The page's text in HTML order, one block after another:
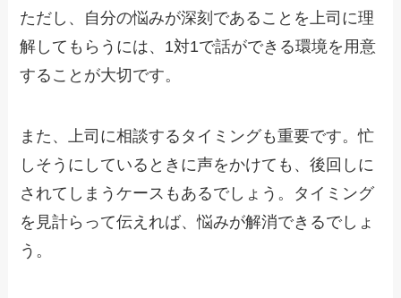
ただし、自分の悩みが深刻であることを上司に理
解してもらうには、1対1で話ができる環境を用意
することが大切です。
また、上司に相談するタイミングも重要です。忙
しそうにしているときに声をかけても、後回しに
されてしまうケースもあるでしょう。タイミング
を見計らって伝えれば、悩みが解消できるでしょ
う。